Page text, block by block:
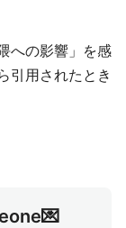
への影響」を感
引用されたとき